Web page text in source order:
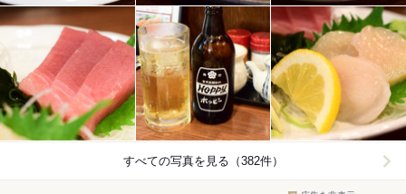
すべての写真を見る（382件）